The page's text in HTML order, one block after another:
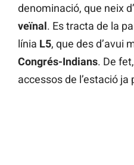
denominació, que neix
veïnal. Es tracta de la
línia L5, que des d’avui
Congrés-Indians. De
accessos de l’estació